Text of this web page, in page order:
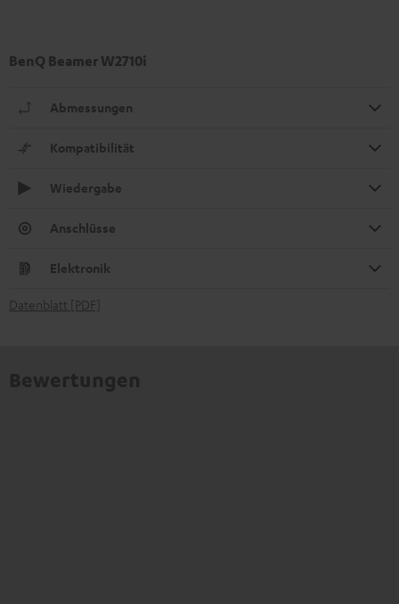
BenQ Beamer W2710i
Abmessungen
Kompatibilität
Wiedergabe
Anschlüsse
Elektronik
Datenblatt [PDF]